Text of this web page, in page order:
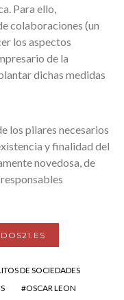
Para ello,
colaboraciones (un
los aspectos
de la
dichas medidas
los pilares necesarios
y finalidad del
novedosa, de
DE SOCIEDADES
OSCAR LEON